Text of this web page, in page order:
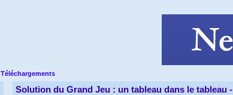
Téléchargements
Solution du Grand Jeu : un tableau dans le tableau -